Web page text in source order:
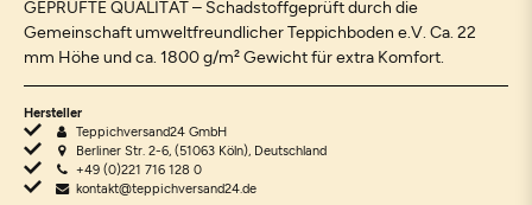
GEPRÜFTE QUALITÄT – Schadstoffgeprüft durch die
Gemeinschaft umweltfreundlicher Teppichboden e.V. Ca. 22
mm Höhe und ca. 1800 g/m² Gewicht für extra Komfort.
Hersteller
Teppichversand24 GmbH
Berliner Str. 2-6, (51063 Köln), Deutschland
+49 (0)221 716 128 0
kontakt@teppichversand24.de